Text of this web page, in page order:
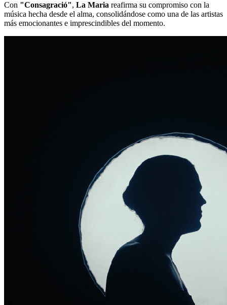
Con "Consagració", La Maria reafirma su compromiso con la
música hecha desde el alma, consolidándose como una de las artistas
más emocionantes e imprescindibles del momento.